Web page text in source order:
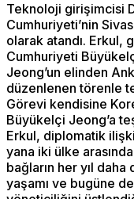
Teknoloji girişimcisi
Cumhuriyeti’nin
olarak atandı. Erkul,
Cumhuriyeti
Jeong’un elinden
düzenlenen törenle
Görevi kendisine
Büyükelçi Jeong’a
Erkul, diplomatik
yana iki ülke
bağların her yıl
yaşamı ve bugüne